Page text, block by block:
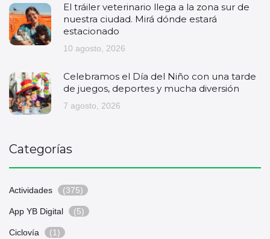
El tráiler veterinario llega a la zona sur de
nuestra ciudad. Mirá dónde estará
estacionado
10 agosto, 2026
Celebramos el Día del Niño con una tarde
de juegos, deportes y mucha diversión
7 agosto, 2026
Categorías
Actividades (375)
App YB Digital (5)
Ciclovía (1)